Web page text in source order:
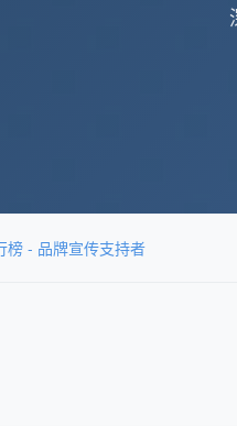
榜 - 品牌宣传支持者